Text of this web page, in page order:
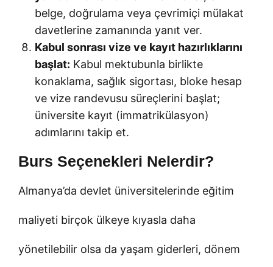
belge, doğrulama veya çevrimiçi mülakat
davetlerine zamanında yanıt ver.
Kabul sonrası vize ve kayıt hazırlıklarını
başlat: Kabul mektubunla birlikte
konaklama, sağlık sigortası, bloke hesap
ve vize randevusu süreçlerini başlat;
üniversite kayıt (immatrikülasyon)
adımlarını takip et.
Burs Seçenekleri Nelerdir?
Almanya’da devlet üniversitelerinde eğitim
maliyeti birçok ülkeye kıyasla daha
yönetilebilir olsa da yaşam giderleri, dönem